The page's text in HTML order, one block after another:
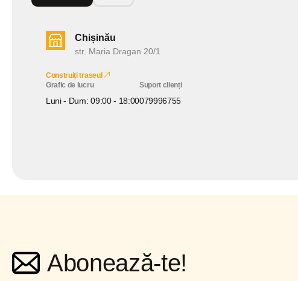
Chișinău
str. Maria Dragan 20/1
Construiți traseul
Grafic de lucru
Luni - Dum: 09:00 - 18:00
Suport clienți
079996755
Abonează-te!